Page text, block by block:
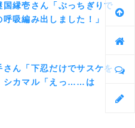
国縁壱さん「ぶっちぎりで
吸編み出しました！」
さん「下忍だけでサスケを
シカマル「えっ……は